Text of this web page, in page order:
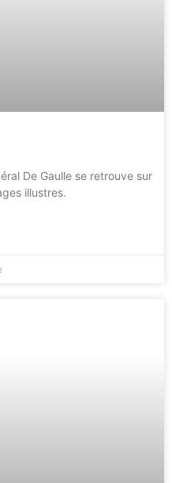
De Gaulle se retrouve sur
illustres.